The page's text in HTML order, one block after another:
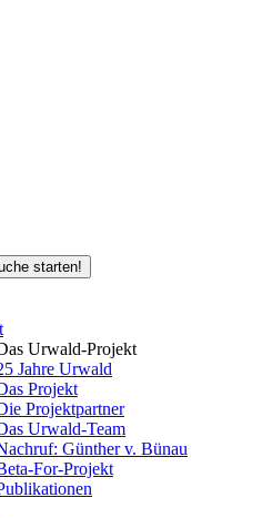
Urwald-Projekt
Jahre Urwald
Projekt
Projektpartner
Urwald-Team
Günther v. Bünau
For-Projekt